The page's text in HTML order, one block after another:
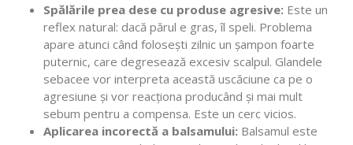
Spălările prea dese cu produse agresive: Este un
reflex natural: dacă părul e gras, îl speli. Problema
apare atunci când folosești zilnic un șampon foarte
puternic, care degresează excesiv scalpul. Glandele
sebacee vor interpreta această uscăciune ca pe o
agresiune și vor reacționa producând și mai mult
sebum pentru a compensa. Este un cerc vicios.
Aplicarea incorectă a balsamului: Balsamul este